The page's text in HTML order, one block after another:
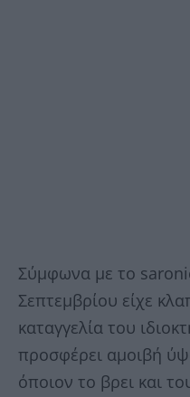
Σύμφωνα με το
Σεπτεμβρίου είχε
καταγγελία του
προσφέρει αμοιβή
όποιον το βρει και